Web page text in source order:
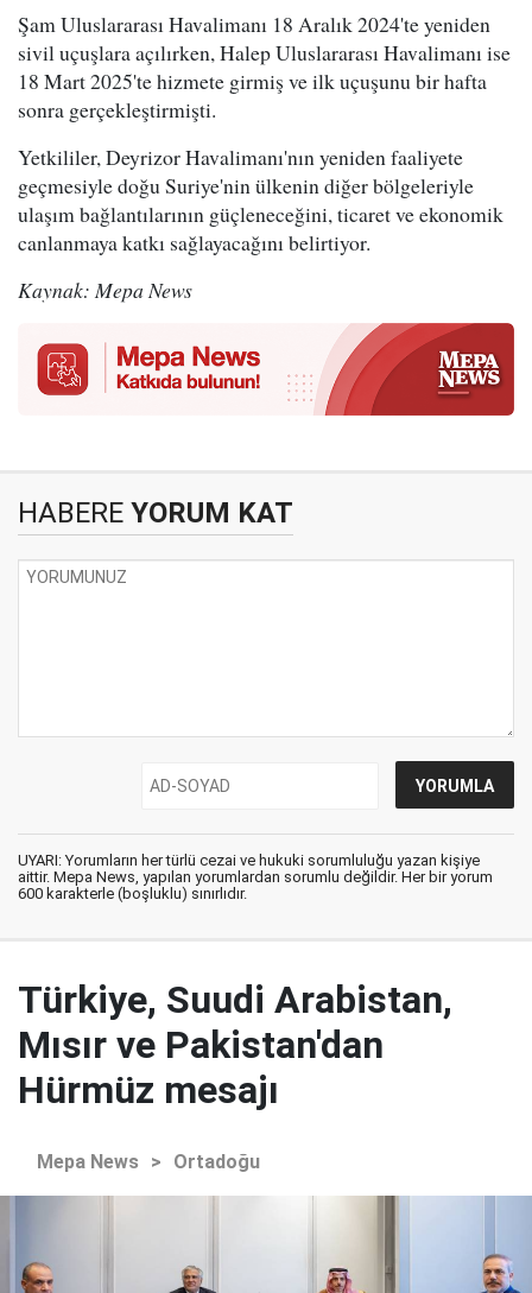
Şam Uluslararası Havalimanı 18 Aralık 2024'te yeniden
sivil uçuşlara açılırken, Halep Uluslararası Havalimanı ise
18 Mart 2025'te hizmete girmiş ve ilk uçuşunu bir hafta
sonra gerçekleştirmişti.
Yetkililer, Deyrizor Havalimanı'nın yeniden faaliyete
geçmesiyle doğu Suriye'nin ülkenin diğer bölgeleriyle
ulaşım bağlantılarının güçleneceğini, ticaret ve ekonomik
canlanmaya katkı sağlayacağını belirtiyor.
Kaynak: Mepa News
HABERE YORUM KAT
UYARI: Yorumların her türlü cezai ve hukuki sorumluluğu yazan kişiye
aittir. Mepa News, yapılan yorumlardan sorumlu değildir. Her bir yorum
600 karakterle (boşluklu) sınırlıdır.
Türkiye, Suudi Arabistan,
Mısır ve Pakistan'dan
Hürmüz mesajı
Mepa News > Ortadoğu